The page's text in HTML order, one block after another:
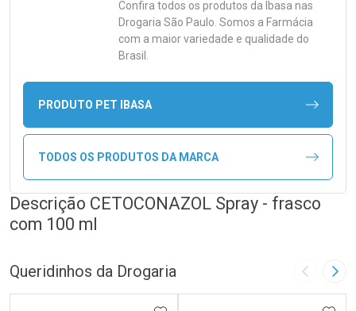
Confira todos os produtos da Ibasa nas
Drogaria São Paulo. Somos a Farmácia
com a maior variedade e qualidade do
Brasil.
PRODUTO PET IBASA
TODOS OS PRODUTOS DA MARCA
Descrição CETOCONAZOL Spray - frasco
com 100 ml
Queridinhos da Drogaria Imagem